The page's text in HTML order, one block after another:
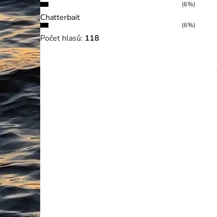
(6%)
Chatterbait
(6%)
Počet hlasů: 118